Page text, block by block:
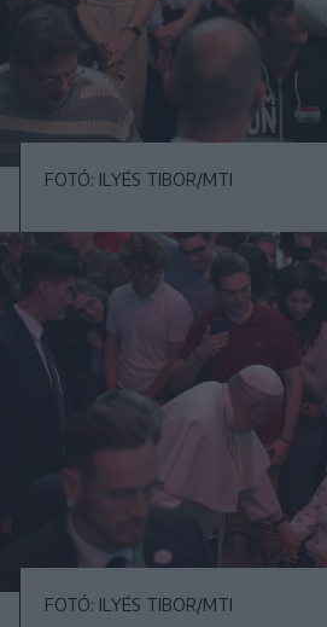
FOTÓ: ILYÉS TIBOR/MTI
FOTÓ: ILYÉS TIBOR/MTI